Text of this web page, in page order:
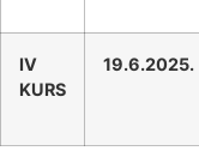
IV
KURS
19.6.2025.